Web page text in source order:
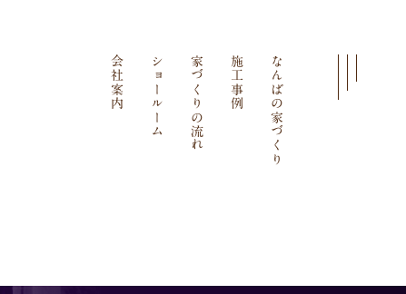
なんばの家づくり
施工事例
家づくりの流れ
ショールーム
会社案内